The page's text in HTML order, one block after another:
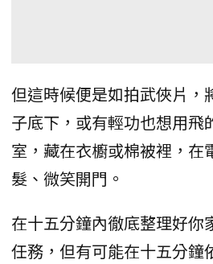
但這時候便是如拍武俠片，
子底下，或有輕功也想用飛
室，藏在衣櫥或棉被裡，在
髮、微笑開門。
在十五分鐘內徹底整理好你
任務，但有可能在十五分鐘